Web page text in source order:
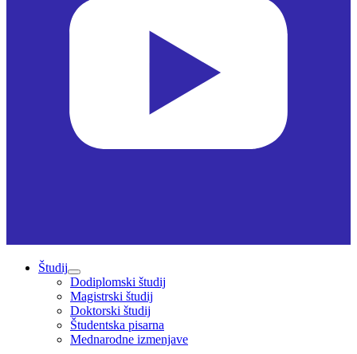
Študij
Dodiplomski študij
Magistrski študij
Doktorski študij
Študentska pisarna
Mednarodne izmenjave